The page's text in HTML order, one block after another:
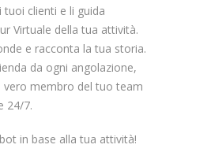
tuoi clienti e li guida
Virtuale della tua attività.
e racconta la tua storia.
da ogni angolazione,
vero membro del tuo team
24/7.
in base alla tua attività!